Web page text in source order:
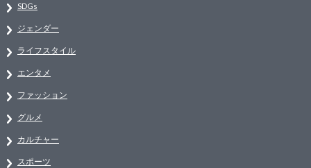
SDGs
ジェンダー
ライフスタイル
エンタメ
ファッション
グルメ
カルチャー
スポーツ